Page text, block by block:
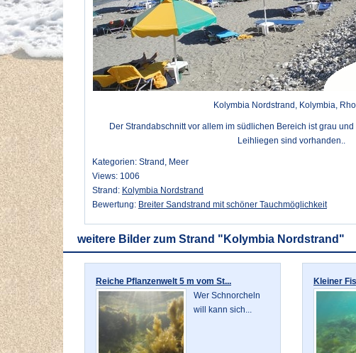
Kolymbia Nordstrand, Kolymbia,
Der Strandabschnitt vor allem im südlichen Bereich ist grau
Leihliegen sind vorhanden..
Kategorien: Strand, Meer
Views: 1006
Strand: Kolymbia Nordstrand
Bewertung: Breiter Sandstrand mit schöner Tauchmöglichkeit
weitere Bilder zum Strand "Kolymbia Nordstrand"
Reiche Pflanzenwelt 5 m vom St...
Wer Schnorcheln
will kann sich...
Kleiner